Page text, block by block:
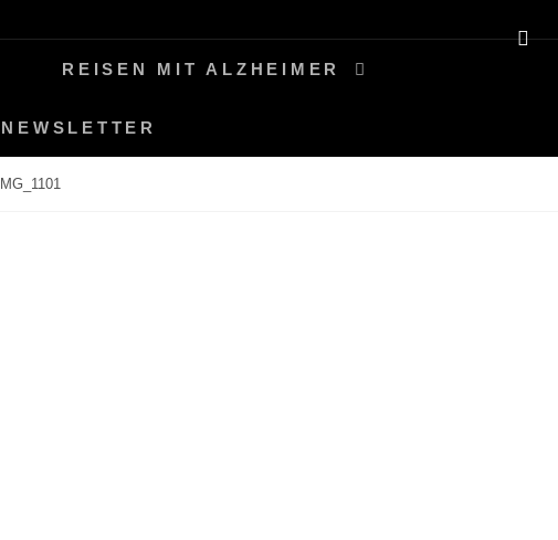
REISEN MIT ALZHEIMER
NEWSLETTER
IMG_1101